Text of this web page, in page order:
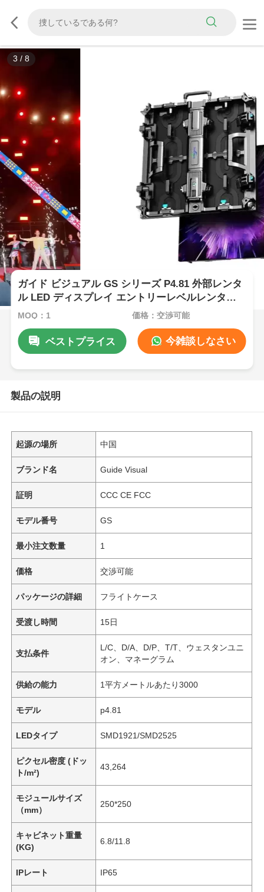
3 / 8
ガイド ビジュアル GS シリーズ P4.81 外部レンタ
ル LED ディスプレイ エントリーレベルレンタル
5000nit IP65 7680Hz CE
MOQ：1 価格：交渉可能
ベストプライス 今雑談しなさい
製品の説明
起源の場所 中国
ブランド名 Guide Visual
証明 CCC CE FCC
モデル番号 GS
最小注文数量 1
価格 交渉可能
パッケージの詳細 フライトケース
受渡し時間 15日
支払条件
L/C、D/A、D/P、T/T、ウェスタンユニ
オン、マネーグラム
供給の能力 1平方メートルあたり3000
モデル p4.81
LEDタイプ SMD1921/SMD2525
ピクセル密度 (ドッ
ト/m²)
43,264
モジュールサイズ
（mm）
250*250
キャビネット重量
(KG)
6.8/11.8
IPレート IP65